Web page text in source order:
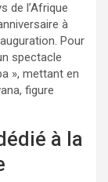
de l’Afrique
à
Pour
spectacle
», mettant en
figure
à la